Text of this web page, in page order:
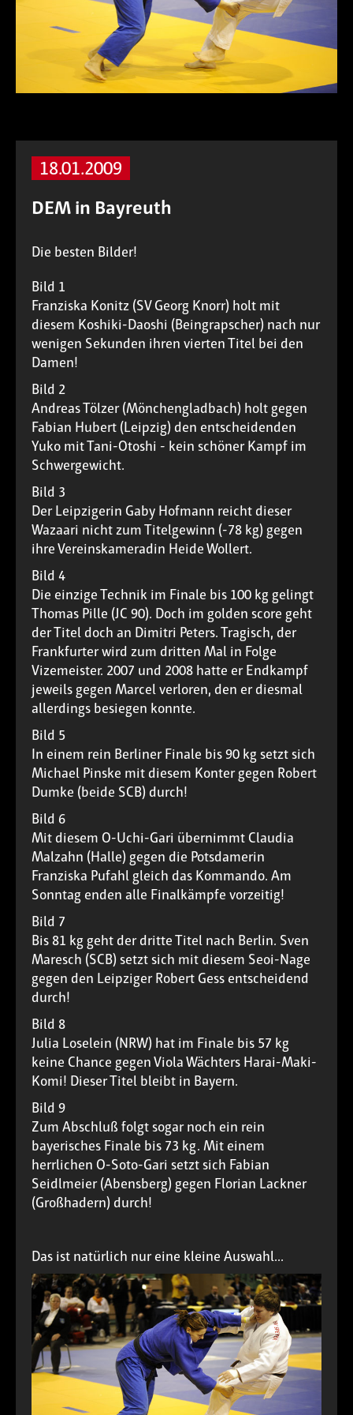
18.01.2009
DEM in Bayreuth
Die besten Bilder!
Bild 1
Franziska Konitz (SV Georg Knorr) holt mit
diesem Koshiki-Daoshi (Beingrapscher) nach nur
wenigen Sekunden ihren vierten Titel bei den
Damen!
Bild 2
Andreas Tölzer (Mönchengladbach) holt gegen
Fabian Hubert (Leipzig) den entscheidenden
Yuko mit Tani-Otoshi - kein schöner Kampf im
Schwergewicht.
Bild 3
Der Leipzigerin Gaby Hofmann reicht dieser
Wazaari nicht zum Titelgewinn (-78 kg) gegen
ihre Vereinskameradin Heide Wollert.
Bild 4
Die einzige Technik im Finale bis 100 kg gelingt
Thomas Pille (JC 90). Doch im golden score geht
der Titel doch an Dimitri Peters. Tragisch, der
Frankfurter wird zum dritten Mal in Folge
Vizemeister. 2007 und 2008 hatte er Endkampf
jeweils gegen Marcel verloren, den er diesmal
allerdings besiegen konnte.
Bild 5
In einem rein Berliner Finale bis 90 kg setzt sich
Michael Pinske mit diesem Konter gegen Robert
Dumke (beide SCB) durch!
Bild 6
Mit diesem O-Uchi-Gari übernimmt Claudia
Malzahn (Halle) gegen die Potsdamerin
Franziska Pufahl gleich das Kommando. Am
Sonntag enden alle Finalkämpfe vorzeitig!
Bild 7
Bis 81 kg geht der dritte Titel nach Berlin. Sven
Maresch (SCB) setzt sich mit diesem Seoi-Nage
gegen den Leipziger Robert Gess entscheidend
durch!
Bild 8
Julia Loselein (NRW) hat im Finale bis 57 kg
keine Chance gegen Viola Wächters Harai-Maki-
Komi! Dieser Titel bleibt in Bayern.
Bild 9
Zum Abschluß folgt sogar noch ein rein
bayerisches Finale bis 73 kg. Mit einem
herrlichen O-Soto-Gari setzt sich Fabian
Seidlmeier (Abensberg) gegen Florian Lackner
(Großhadern) durch!
Das ist natürlich nur eine kleine Auswahl...